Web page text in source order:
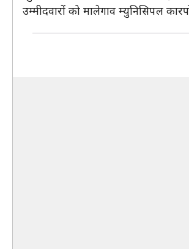
उम्मीदवारों को मालेगाव म्युनिसिपल